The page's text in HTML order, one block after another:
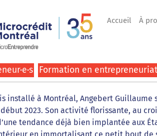
Accueil À
Formation en
installé à Montréal, Angebert Guillaume
2023. Son activité florissante, au
tendance déjà bien implantée aux